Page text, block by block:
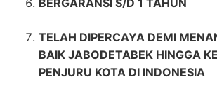
BERGARANSI S/D 1 TAHUN
TELAH DIPERCAYA DEMI
BAIK JABODETABEK HINGGA
PENJURU KOTA DI INDONESIA